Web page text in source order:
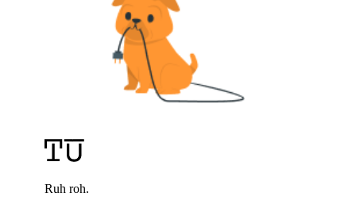
Ruh roh.